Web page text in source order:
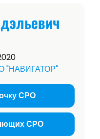
СРО
СРО